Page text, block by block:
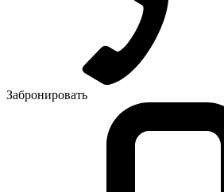
Забронировать